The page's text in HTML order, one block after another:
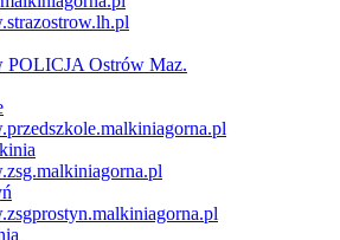
POLICJA Ostrów Maz.